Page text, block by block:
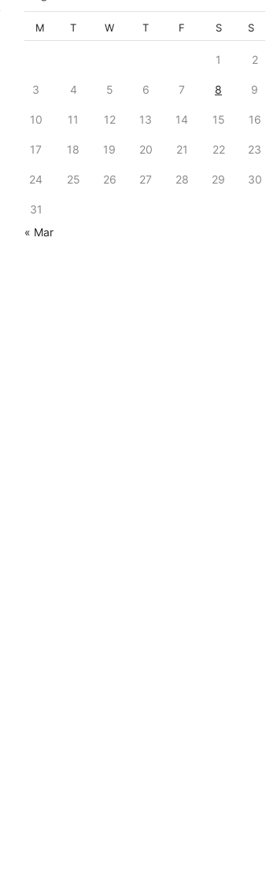
M T W T F S S
1 2
3 4 5 6 7 8 9
10 11 12 13 14 15 16
17 18 19 20 21 22 23
24 25 26 27 28 29 30
31
« Mar